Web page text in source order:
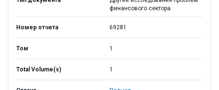
финансового сектора
Номер отчета 69281
Том 1
Total Volume(s) 1